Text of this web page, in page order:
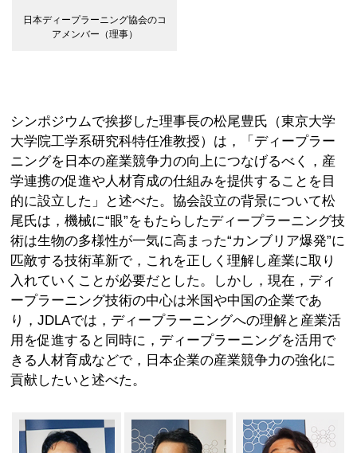
日本ディープラーニング協会のコ
アメンバー（理事）
シンポジウムで挨拶した理事長の松尾豊氏（東京大学
大学院工学系研究科特任准教授）は，「ディープラー
ニングを日本の産業競争力の向上につなげるべく，産
学連携の促進や人材育成の仕組みを提供することを目
的に設立した」と述べた。協会設立の背景について松
尾氏は，機械に“眼”をもたらしたディープラーニング技
術は生物の多様性が一気に高まった“カンブリア爆発”に
匹敵する技術革新で，これを正しく理解し産業に取り
入れていくことが必要だとした。しかし，現在，ディ
ープラーニング技術の中心は米国や中国の企業であ
り，JDLAでは，ディープラーニングへの理解と産業活
用を促進すると同時に，ディープラーニングを活用で
きる人材育成などで，日本企業の産業競争力の強化に
貢献したいと述べた。